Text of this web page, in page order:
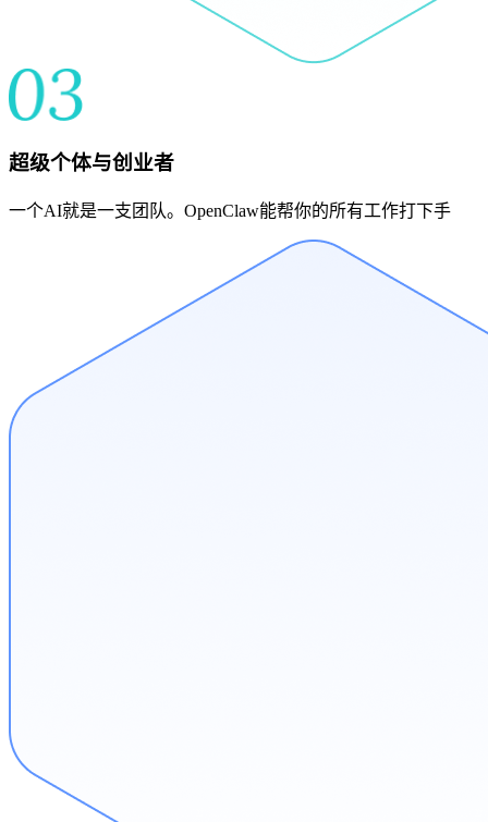
超级个体与创业者
一个AI就是一支团队。OpenClaw能帮你的所有工作打下手